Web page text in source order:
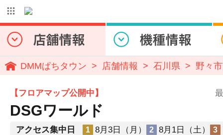
DMMぱちタウン 店舗情報 石川県 野々
【フロアマップ公開中】
DSGワールド
アクセス集中日 1 8月3日（月） 2 8月1日（土） 3